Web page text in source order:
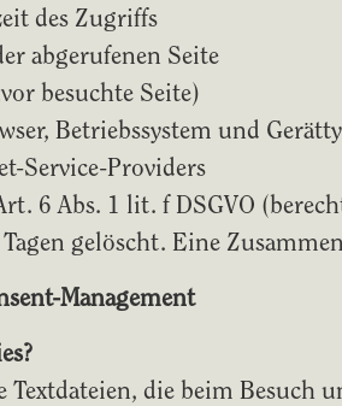
des Zugriffs
abgerufenen Seite
besuchte Seite)
Betriebssystem und
Service-Providers
6 Abs. 1 lit. f DSGVO
Tagen gelöscht. Eine
Management
Textdateien, die beim Besuch